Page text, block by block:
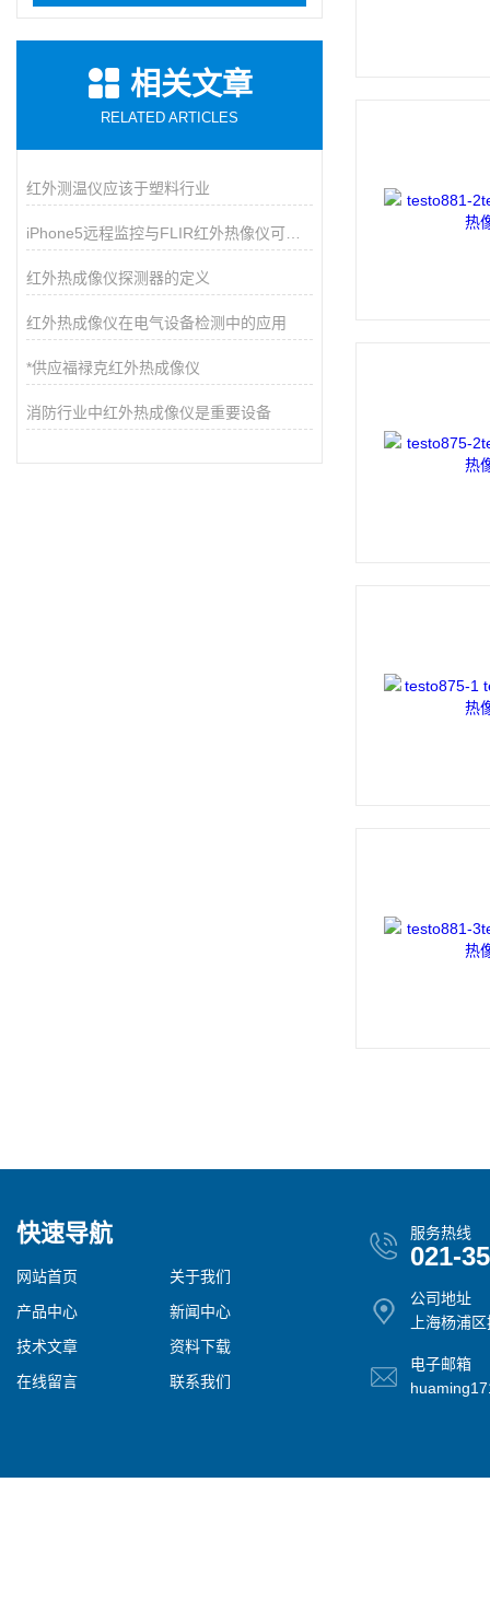
相关文章
RELATED ARTICLES
红外测温仪应该于塑料行业
红外热成像仪探测器的定义
红外热成像仪在电气设备检测中的应用
*供应福禄克红外热成像仪
消防行业中红外热成像仪是重要设备
快速导航
网站首页
关于我们
产品中心
新闻中心
技术文章
资料下载
在线留言
联系我们
服务热线
021-
公司地址
上海杨浦
电子邮箱